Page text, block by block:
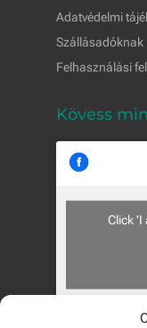
Adatvédelmi
Szállásadóknak
Felhasználási
Kövess
Click 'I